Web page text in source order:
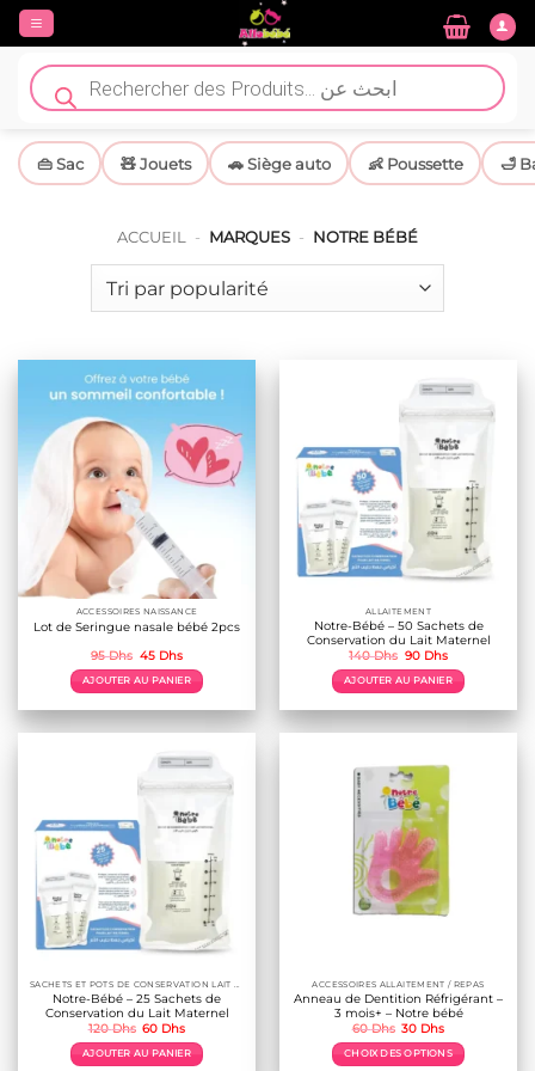
Passer
contenu
Recherche
de
produits
👜 Sac 🧸 Jouets 🚗 Siège auto 👶 Poussette 🛁
ACCUEIL - MARQUES - NOTRE BÉBÉ
ACCESSOIRES NAISSANCE
Lot de Seringue nasale bébé 2pcs
95Dhs Le
initial
était :
95 Dhs.
45 DhsLe
actuel
est :
45 Dhs.
AJOUTER AU PANIER
ALLAITEMENT
Notre-Bébé – 50 Sachets de
Conservation du Lait Maternel
140Dhs Le
initial
était :
140 Dhs.
90 DhsLe
actuel
est :
90 Dhs.
AJOUTER AU PANIER
SACHETS ET POTS DE CONSERVATION LAIT MATERNE
Notre-Bébé – 25 Sachets de
Conservation du Lait Maternel
120Dhs Le
initial
était :
60 DhsLe
actuel
est :
AJOUTER AU PANIER
ACCESSOIRES ALLAITEMENT / REPAS
Anneau de Dentition Réfrigérant –
3 mois+ – Notre bébé
60Dhs Le
initial
était :
30 DhsLe
actuel
est :
CHOIX DES OPTIONS